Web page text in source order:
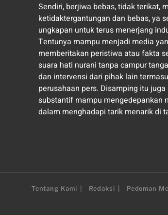
Sendiri, berjiwa bebas, tidak terikat,
ketidaktergantungan dan bebas, ya
ungkapan untuk terus menerjang
Tentunya mampu menjadi media
memberitakan peristiwa atau fakta
suara hati nurani tanpa campur
dan intervensi dari pihak lain
perusahaan pers. Disamping itu juga
substantif mampu mengedepankan
dalam menghadapi tarik menarik di
Tentang Kami Redaksi Pedoman